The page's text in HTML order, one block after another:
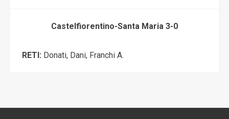
Castelfiorentino-Santa Maria 3-0
RETI: Donati, Dani, Franchi A.